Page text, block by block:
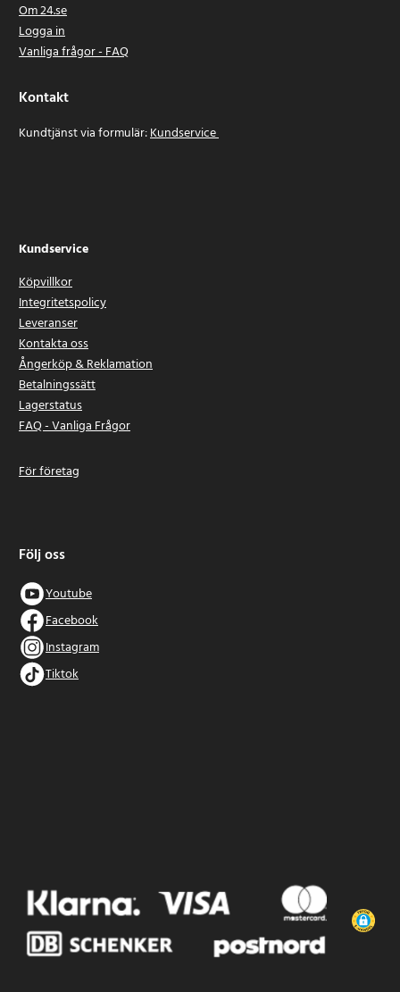
Om 24.se
Logga in
Vanliga frågor - FAQ
Kontakt
Kundtjänst via formulär:Kundservice
Kundservice
Köpvillkor
Integritetspolicy
Leveranser
Kontakta oss
Ångerköp & Reklamation
Betalningssätt
Lagerstatus
FAQ - Vanliga Frågor
För företag
Följ oss
Youtube
Facebook
Instagram
Tiktok